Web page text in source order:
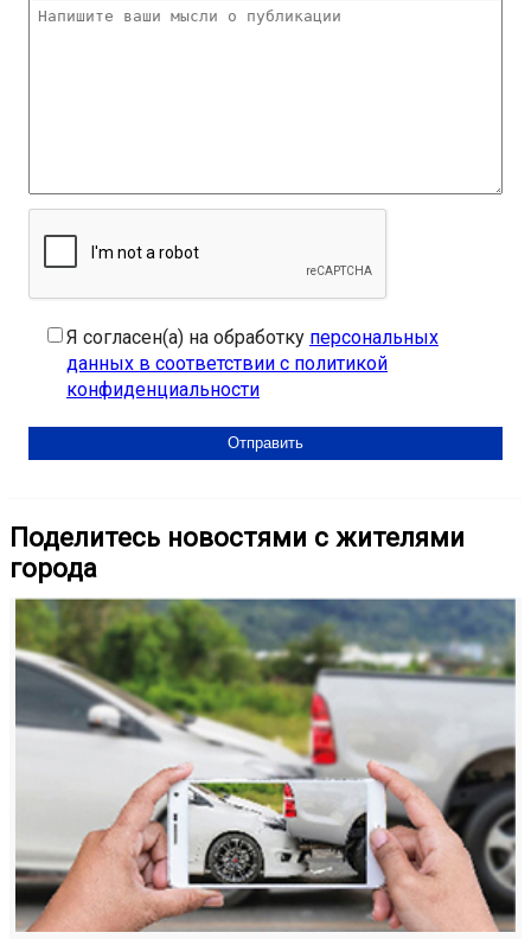
Я согласен(а) на обработку персональных
данных в соответствии с политикой
конфиденциальности
Поделитесь новостями с жителями
города